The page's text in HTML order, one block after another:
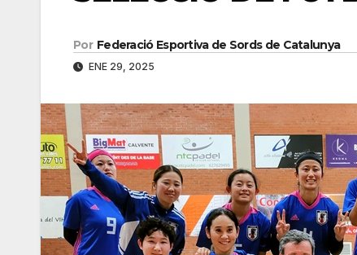
Por Federació Esportiva de Sords de Catalunya
ENE 29, 2025